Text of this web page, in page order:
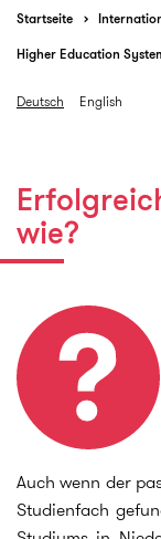
Startseite
Higher Education
Deutsch English
wie?
Auch wenn der
Studienfach